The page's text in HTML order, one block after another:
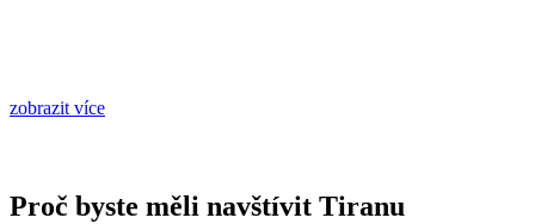
zobrazit více
Proč byste měli navštívit Tiranu